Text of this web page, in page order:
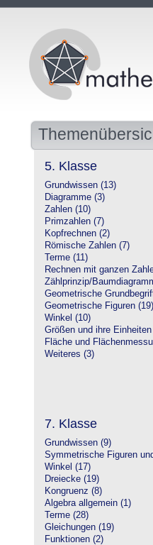
5. Klasse
Grundwissen (13)
Diagramme (3)
Zahlen (10)
Primzahlen (7)
Kopfrechnen (2)
Römische Zahlen (7)
Terme (11)
Rechnen mit ganzen
Zählprinzip/
Geometrische
Geometrische Figuren (19)
Winkel (10)
Größen und ihre Einheiten
Fläche und
Weiteres (3)
7. Klasse
Grundwissen (9)
Symmetrische Figuren
Winkel (17)
Dreiecke (19)
Kongruenz (8)
Algebra allgemein (1)
Terme (28)
Gleichungen (19)
Funktionen (2)